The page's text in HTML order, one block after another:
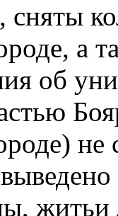
сняты
а
об
не